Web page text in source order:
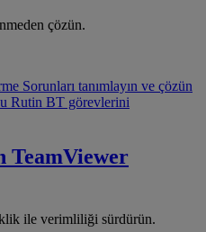
çözün.
Sorunları tanımlayın ve çözün
Rutin BT görevlerini
TeamViewer
ile verimliliği sürdürün.